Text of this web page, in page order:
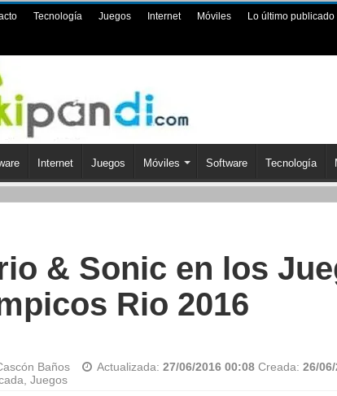
Tecnología Juegos Internet Móviles Lo último publicado
Internet Juegos Móviles Software Tecnología
& Sonic en los
Rio 2016
Baños Actualizada: 27/06/2016 00:08 Creada: 26/
Juegos